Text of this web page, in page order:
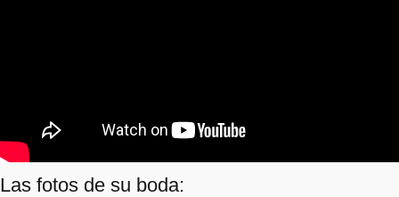
Las fotos de su boda: